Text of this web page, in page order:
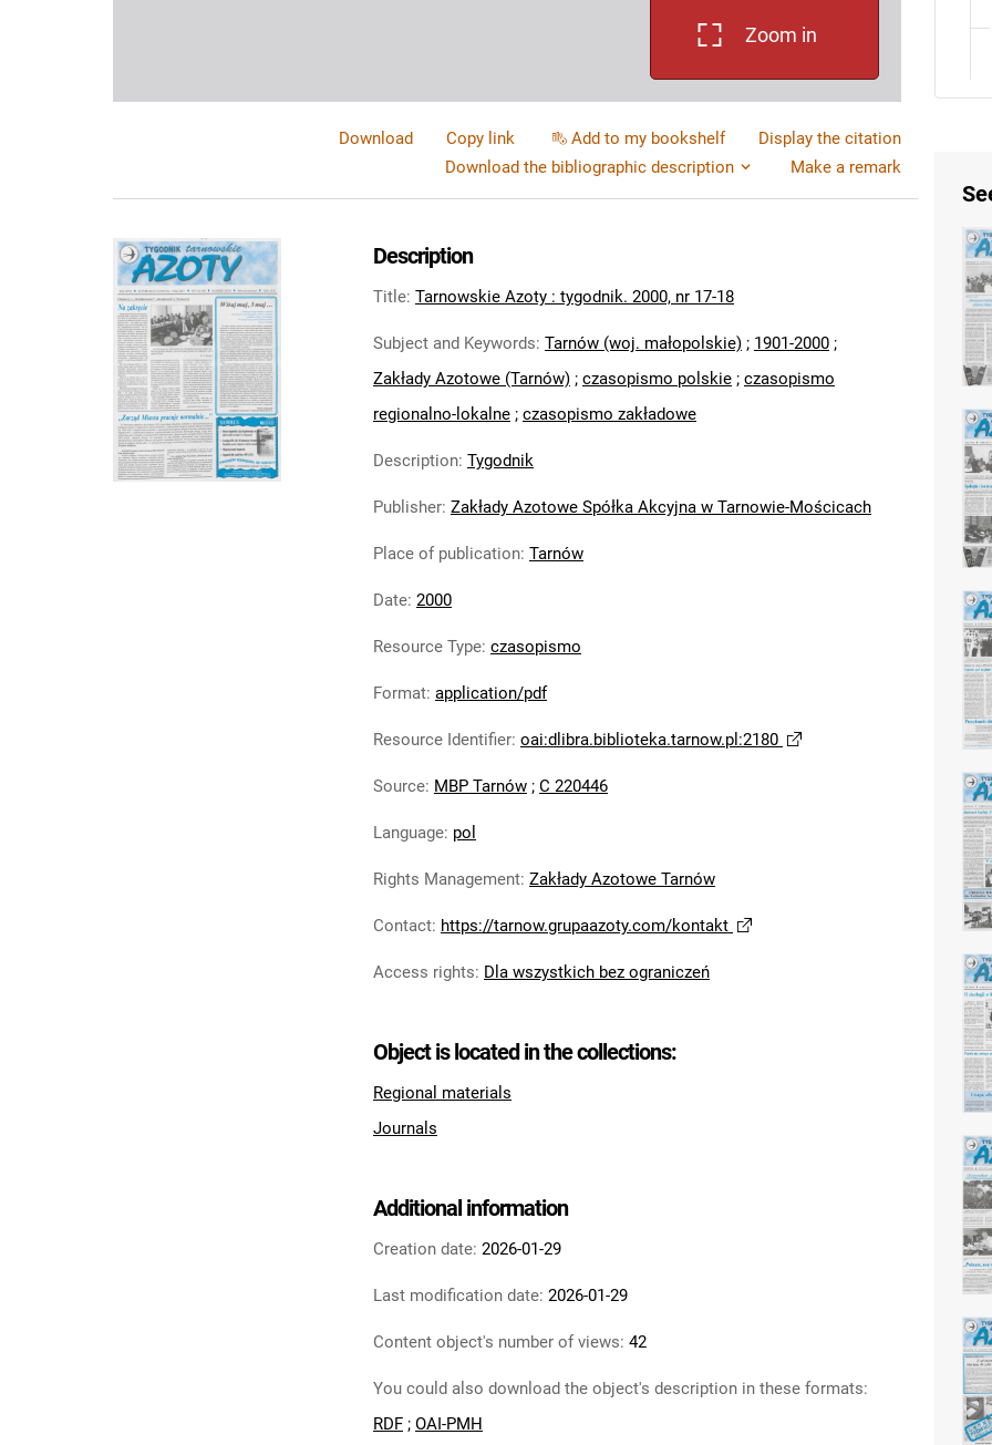
Zoom in
Download Copy link Add to my bookshelf
Display the citation
Download the bibliographic description
Make a remark
Description
Title: Tarnowskie Azoty : tygodnik. 2000, nr 17-18
Subject and Keywords: Tarnów (woj. małopolskie) ; 1901-2000 ;
Zakłady Azotowe (Tarnów) ; czasopismo polskie ; czasopismo
regionalno-lokalne ; czasopismo zakładowe
Description: Tygodnik
Publisher: Zakłady Azotowe Spółka Akcyjna w Tarnowie-Mościcach
Place of publication: Tarnów
Date: 2000
Resource Type: czasopismo
Format: application/pdf
Resource Identifier: oai:dlibra.biblioteka.tarnow.pl:2180
Source: MBP Tarnów ; C 220446
Language: pol
Rights Management: Zakłady Azotowe Tarnów
Contact: https://tarnow.grupaazoty.com/kontakt
Access rights: Dla wszystkich bez ograniczeń
Object is located in the collections:
Regional materials
Journals
Additional information
Creation date: 2026-01-29
Last modification date: 2026-01-29
Content object's number of views: 42
You could also download the object's description in these formats:
RDF ; OAI-PMH